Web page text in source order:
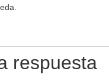
respuesta